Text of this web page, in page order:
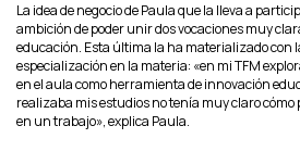
La idea de negocio de Paula que la lleva a
ambición de poder unir dos vocaciones muy
educación. Esta última la ha materializado con
especialización en la materia: «en mi TFM
en el aula como herramienta de innovación
realizaba mis estudios no tenía muy claro
en un trabajo», explica Paula.